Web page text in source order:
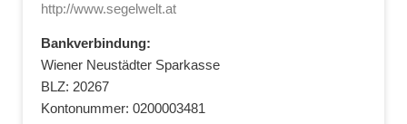
http://www.segelwelt.at
Bankverbindung:
Wiener Neustädter Sparkasse
BLZ: 20267
Kontonummer: 0200003481